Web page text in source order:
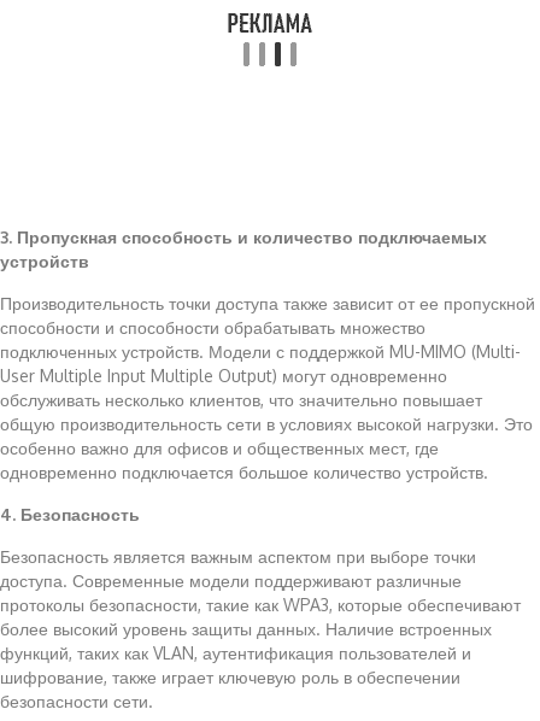
3. Пропускная способность и количество подключаемых
устройств
Производительность точки доступа также зависит от ее пропускной
способности и способности обрабатывать множество
подключенных устройств. Модели с поддержкой MU-MIMO (Multi-
User Multiple Input Multiple Output) могут одновременно
обслуживать несколько клиентов, что значительно повышает
общую производительность сети в условиях высокой нагрузки. Это
особенно важно для офисов и общественных мест, где
одновременно подключается большое количество устройств.
4. Безопасность
Безопасность является важным аспектом при выборе точки
доступа. Современные модели поддерживают различные
протоколы безопасности, такие как WPA3, которые обеспечивают
более высокий уровень защиты данных. Наличие встроенных
функций, таких как VLAN, аутентификация пользователей и
шифрование, также играет ключевую роль в обеспечении
безопасности сети.